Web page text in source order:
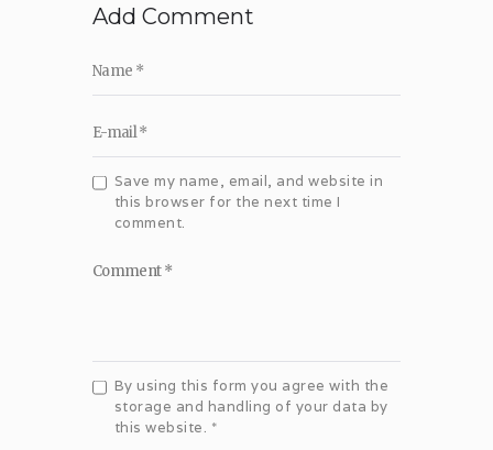
Add Comment
Save my name, email, and website in
this browser for the next time I
comment.
By using this form you agree with the
storage and handling of your data by
this website. *